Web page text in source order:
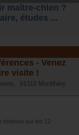
maître-chien ?
études ...
- Venez
visite !
91310 Montlhéry
obtenus sur les 12